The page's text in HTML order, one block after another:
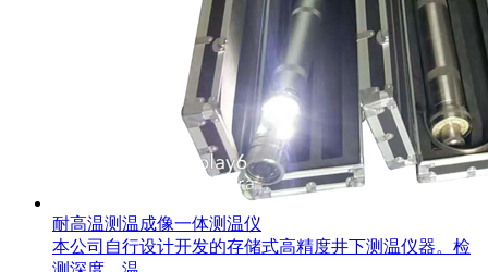
耐高温测温成像一体测温仪
本公司自行设计开发的存储式高精度井下测温仪器。检